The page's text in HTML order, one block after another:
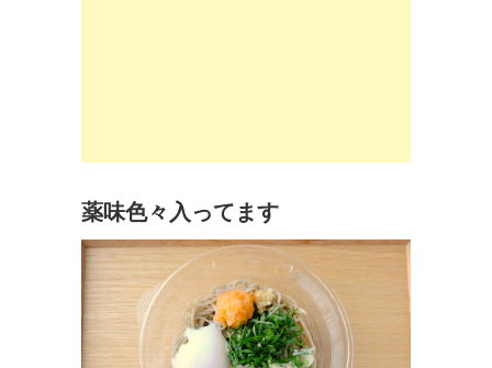
薬味色々入ってます